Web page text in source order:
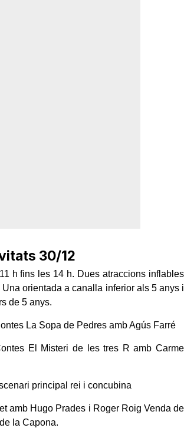
30/12
h fins les 14 h. Dues atraccions inflables
Una orientada a canalla inferior als 5 anys i
de 5 anys.
La Sopa de Pedres amb Agús Farré
El Misteri de les tres R amb Carme
principal rei i concubina
amb Hugo Prades i Roger Roig Venda de
la Capona.